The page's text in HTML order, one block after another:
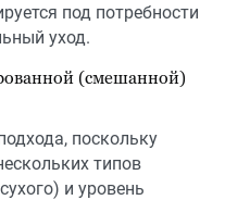
под потребности
уход.
(смешанной)
поскольку
типов
и уровень